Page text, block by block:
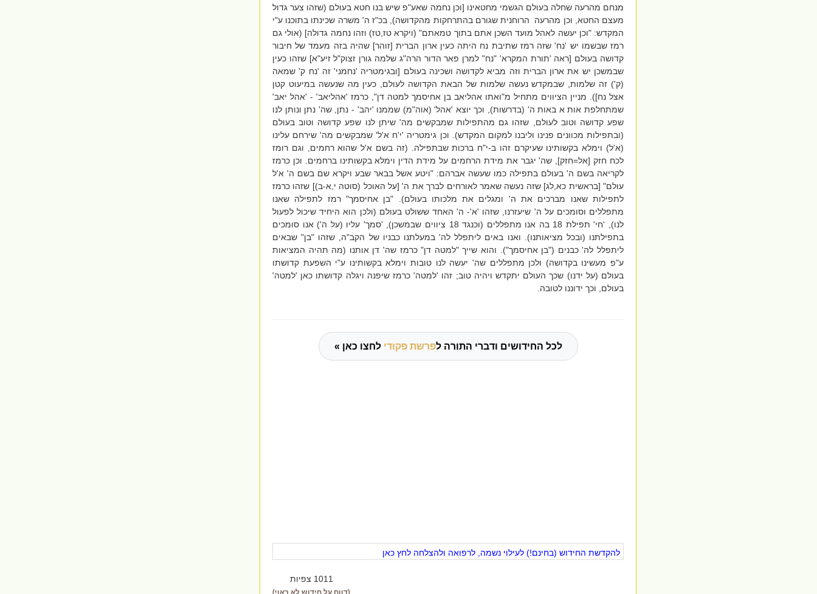
מנחם מהרעה שחלה בעולם הגשמי מחטאינו [וכן נחמה שאע"פ שיש בנו חטא בעולם (שזהו צער גדול
מעצם החטא, וכן מהרעה הרוחנית שגורם בהתרחקות מהקדושה), בכ"ז ה' משרה שכינתו בתוכנו ע"י
המקדש: "וכן יעשה לאהל מועד השכן אתם בתוך טמאתם" (ויקרא טז,טז) וזהו נחמה גדולה] (אולי גם
רמז שבשמו יש 'נח' שזה רמז שתיבת נח היתה כעין ארון הברית [זוהר] שהיה בזה מעמד של חיבור
קדושה בעולם [ראה 'תורת המקרא' "נח" למרן פאר הדור הרה"ג שלמה גורן זצוק"ל זיע"א] שזהו כעין
שבמשכן יש את ארון הברית וזה מביא לקדושה ושכינה בעולם [ובגימטריה 'נחמני' זה 'נח ק' שמאה
(ק') זה שלמות, שבמקדש נעשה שלמות של הבאת הקדושה לעולם, כעין מה שנעשה במיעוט קטן
אצל נח]). מניין הציווים מתחיל מ"ואתו אהליאב בן אחיסמך למטה דן", כרמז 'אהליאב' - 'אהל יאב'
שמתחלפת אות א באות ה' (בדרשות), וכך יוצא 'אהל' (אוה"מ) שממנו 'יהב' - נתן, שה' נתן ונותן לנו
שפע קדושה וטוב לעולם, שזהו גם מהתפילות שמבקשים מה' שיתן לנו שפע קדושה וטוב בעולם
(ובתפילות מכוונים פנינו וליבנו למקום המקדש). וכן גימטריה 'י'ח א'ל' שמבקשים מה' שירחם עלינו
(א'ל) וימלא בקשותינו שעיקרם זהו ב-י"ח ברכות שבתפילה. (זה בשם א'ל שהוא רחמים, וגם רומז
לכח חזק [אל=חזק], שה' יגבר את מידת הרחמים על מידת הדין וימלא בקשותינו ברחמים. וכן כרמז
לקריאה בשם ה' בעולם בתפילה כמו שעשה אברהם: "ויטע אשל בבאר שבע ויקרא שם בשם ה' א'ל
עולם" [בראשית כא,לג] שזה נעשה שאמר לאורחים לברך את ה' [על האוכל (סוטה י,א-ב)] שזהו כרמז
לתפילות שאנו מברכים את ה' ומגלים את מלכותו בעולם). "בן אחיסמך" רמז לתפילה שאנו
מתפללים וסומכים על ה' שיעזרנו, שזהו 'א'- ה' האחד ששולט בעולם (ולכן הוא היחיד שיכול לפעול
לנו), 'חי' תפילת 18 בה אנו מתפללים (וכנגד 18 ציווים שבמשכן), 'סמך' עליו (על ה') אנו סומכים
בתפילתנו (ובכל מציאותנו). ואנו באים ליתפלל לה' במעלתנו כבניו של הקב"ה, שזהו "בן" שבאים
ליתפלל לה' כבנים ("בן אחיסמך"). והוא שייך "למטה דן" כרמז שה' דן אותנו (מה תהיה המציאות
ע"פ מעשינו בקדושה) ולכן מתפללים שה' יעשה לנו טובות וימלא בקשותינו ע"י השפעת קדושתו
בעולם (על ידנו) שכך העולם יתקדש ויהיה טוב; זהו 'למטה' כרמז שיפנה ויגלה קדושתו כאן 'למטה'
בעולם, וכך ידוננו לטובה.
לכל החידושים ודברי התורה לפרשת פקודי לחצו כאן »
להקדשת החידוש (בחינם!) לעילוי נשמה, לרפואה ולהצלחה לחץ כאן
1011 צפיות
(דווח על חידוש לא ראוי)